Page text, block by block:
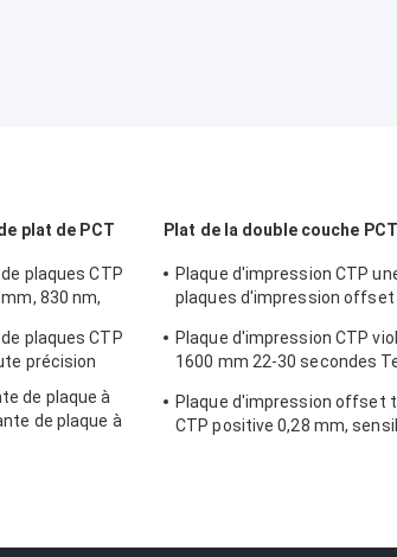
plat de PCT
plaques CTP
830 nm,
plaques CTP
précision
de plaque à
de plaque à
Plat de la double couche PCT
Plaque d'impression CTP
plaques d'impression offset
Plaque d'impression CTP
1600 mm 22-30 secondes
Plaque d'impression offset
CTP positive 0,28 mm,